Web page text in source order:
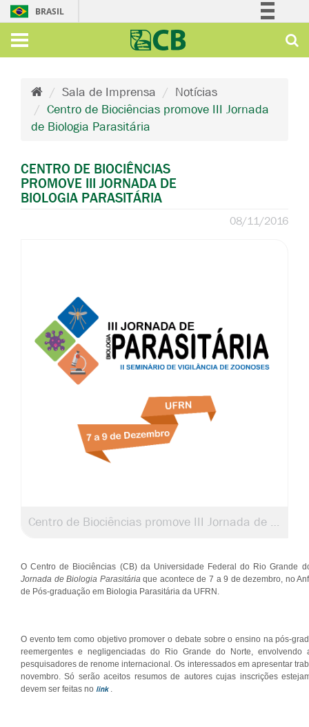
BRASIL
Acesso à informação
Legislação
Sala de Imprensa
Notícias
Centro de Biociências promove III Jornada
de Biologia Parasitária
CENTRO DE BIOCIÊNCIAS
PROMOVE III JORNADA DE
BIOLOGIA PARASITÁRIA
08/11/2016
Centro de Biociências promove III Jornada de Biologia Parasitária
O Centro de Biociências (CB) da Universidade Federal do Rio Grande
Jornada de Biologia Parasitáriaque acontece de 7 a 9 de dezembro, no
de Pós-graduação em Biologia Parasitária da UFRN.
O evento tem como objetivo promover o debate sobre o ensino na pós-
reemergentes e negligenciadas do Rio Grande do Norte,
pesquisadores de renome internacional. Os interessados em apresentar
novembro. Só serão aceitos resumos de autores cujas inscrições
devem ser feitas no link .